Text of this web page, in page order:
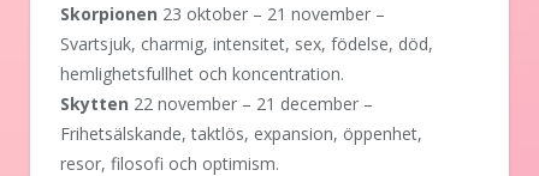
Skorpionen 23 oktober – 21 november –
Svartsjuk, charmig, intensitet, sex, födelse, död,
hemlighetsfullhet och koncentration.
Skytten 22 november – 21 december –
Frihetsälskande, taktlös, expansion, öppenhet,
resor, filosofi och optimism.